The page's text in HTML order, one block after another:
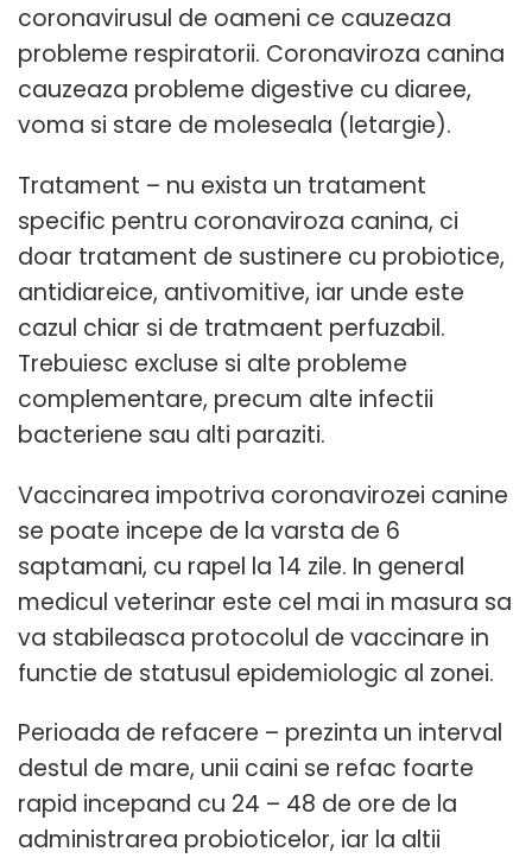
coronavirusul de oameni ce cauzeaza
probleme respiratorii. Coronaviroza canina
cauzeaza probleme digestive cu diaree,
voma si stare de moleseala (letargie).
Tratament – nu exista un tratament
specific pentru coronaviroza canina, ci
doar tratament de sustinere cu probiotice,
antidiareice, antivomitive, iar unde este
cazul chiar si de tratmaent perfuzabil.
Trebuiesc excluse si alte probleme
complementare, precum alte infectii
bacteriene sau alti paraziti.
Vaccinarea impotriva coronavirozei canine
se poate incepe de la varsta de 6
saptamani, cu rapel la 14 zile. In general
medicul veterinar este cel mai in masura sa
va stabileasca protocolul de vaccinare in
functie de statusul epidemiologic al zonei.
Perioada de refacere – prezinta un interval
destul de mare, unii caini se refac foarte
rapid incepand cu 24 – 48 de ore de la
administrarea probioticelor, iar la altii